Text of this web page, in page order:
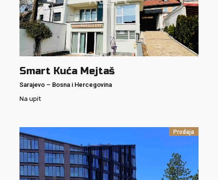
Smart Kuća Mejtaš
Sarajevo – Bosna i Hercegovina
Na upit
Prodaja